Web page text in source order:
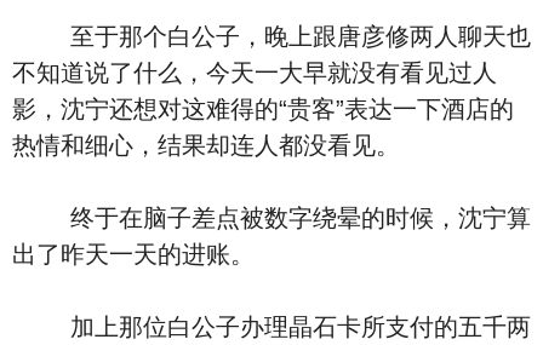
至于那个白公子，晚上跟唐彦修两人聊天也
不知道说了什么，今天一大早就没有看见过人
影，沈宁还想对这难得的“贵客”表达一下酒店的
热情和细心，结果却连人都没看见。
终于在脑子差点被数字绕晕的时候，沈宁算
出了昨天一天的进账。
加上那位白公子办理晶石卡所支付的五千两